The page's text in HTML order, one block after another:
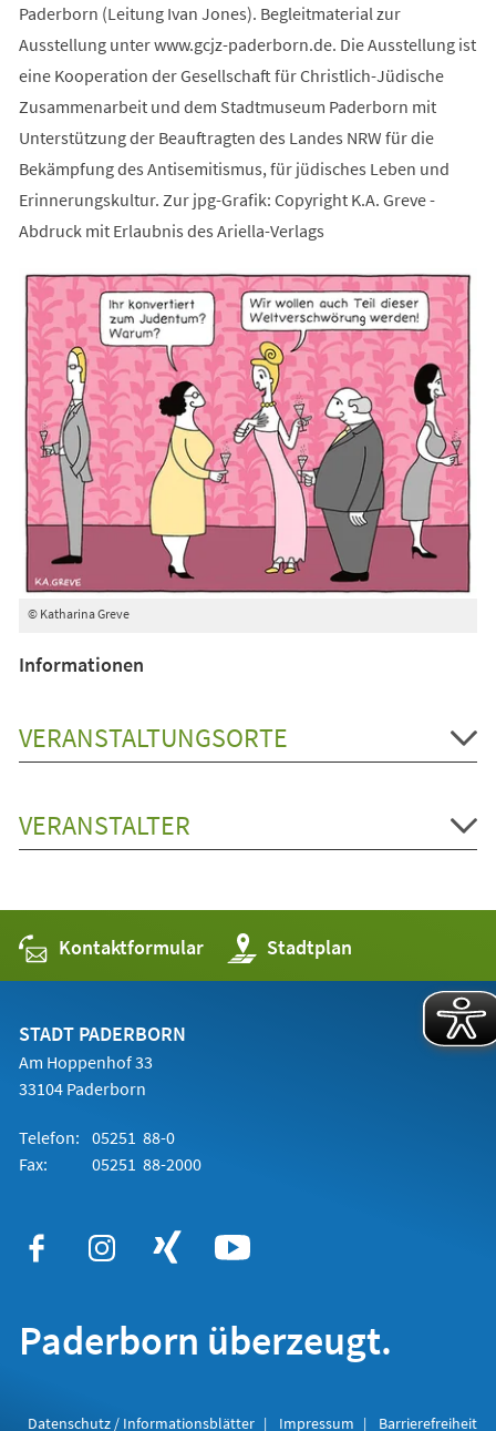
Paderborn (Leitung Ivan Jones). Begleitmaterial zur
Ausstellung unter www.gcjz-paderborn.de. Die Ausstellung ist
eine Kooperation der Gesellschaft für Christlich-Jüdische
Zusammenarbeit und dem Stadtmuseum Paderborn mit
Unterstützung der Beauftragten des Landes NRW für die
Bekämpfung des Antisemitismus, für jüdisches Leben und
Erinnerungskultur. Zur jpg-Grafik: Copyright K.A. Greve -
Abdruck mit Erlaubnis des Ariella-Verlags
© Katharina Greve
Informationen
VERANSTALTUNGSORTE
VERANSTALTER
Kontaktformular Stadtplan
(Öffnet
in
einem
STADT PADERBORN
Am Hoppenhof 33
33104 Paderborn
Telefon: 05251 88-0
Fax:
05251 88-2000
Paderborn überzeugt.
Datenschutz / Informationsblätter Impressum Barrierefreiheit